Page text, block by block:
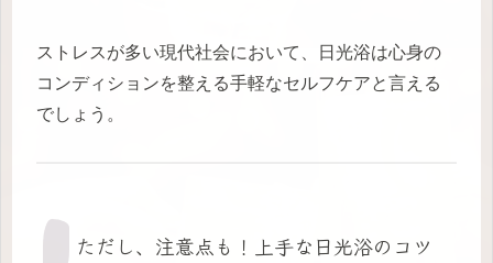
ストレスが多い現代社会において、日光浴は心身の
コンディションを整える手軽なセルフケアと言える
でしょう。
ただし、注意点も！上手な日光浴のコツ